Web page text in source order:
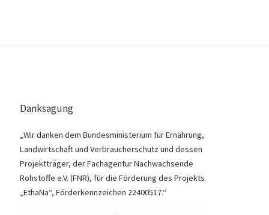
Danksagung
„Wir danken dem Bundesministerium für Ernährung,
Landwirtschaft und Verbraucherschutz und dessen
Projektträger, der Fachagentur Nachwachsende
Rohstoffe e.V. (FNR), für die Förderung des Projekts
„EthaNa“, Förderkennzeichen 22400517.“